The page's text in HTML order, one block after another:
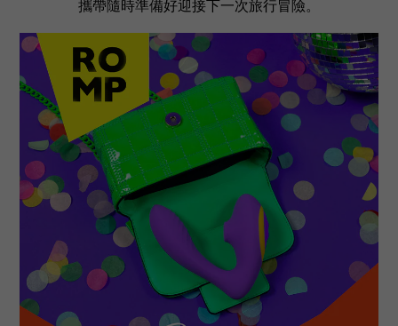
攜帶隨時準備好迎接下一次旅行冒險。